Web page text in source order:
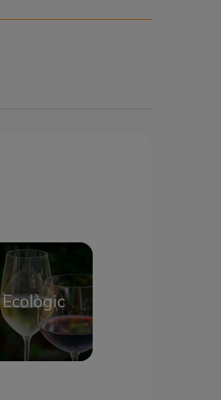
Ecològic